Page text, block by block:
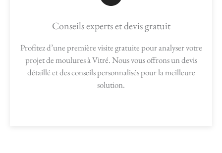
Conseils experts et devis gratuit
Profitez d’une première visite gratuite pour analyser votre
projet de moulures à Vitré. Nous vous offrons un devis
détaillé et des conseils personnalisés pour la meilleure
solution.